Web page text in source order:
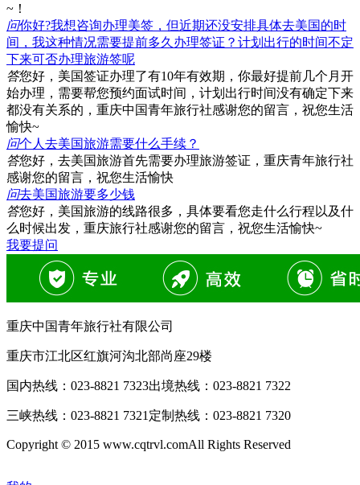
~！
问你好?我想咨询办理美签，但近期还没安排具体去美国的时
间，我这种情况需要提前多久办理签证？计划出行的时间不定
下来可否办理旅游签呢
答您好，美国签证办理了有10年有效期，你最好提前几个月开
始办理，需要帮您预约面试时间，计划出行时间没有确定下来
都没有关系的，重庆中国青年旅行社感谢您的留言，祝您生活
愉快~
问个人去美国旅游需要什么手续？
答您好，去美国旅游首先需要办理旅游签证，重庆青年旅行社
感谢您的留言，祝您生活愉快
问去美国旅游要多少钱
答您好，美国旅游的线路很多，具体要看您走什么行程以及什
么时候出发，重庆旅行社感谢您的留言，祝您生活愉快~
我要提问
重庆中国青年旅行社有限公司
重庆市江北区红旗河沟北部尚座29楼
国内热线： 023-8821 7323出境热线： 023-8821 7322
三峡热线： 023-8821 7321 定制热线： 023-8821 7320
Copyright © 2015 www.cqtrvl.comAll Rights Reserved